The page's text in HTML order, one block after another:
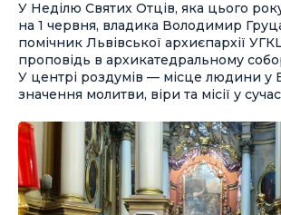
У Неділю Святих Отців, яка цього
на 1 червня, владика Володимир
помічник Львівської архиєпархії
проповідь в архикатедральному
У центрі роздумів — місце людини у
значення молитви, віри та місії у